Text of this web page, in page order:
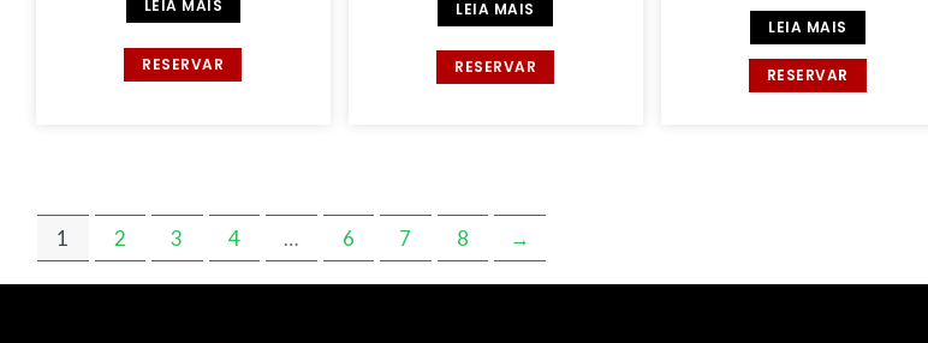
LEIA MAIS
RESERVAR
LEIA MAIS
RESERVAR
LEIA MAIS
RESERVAR
1 2 3 4 … 6 7 8 →